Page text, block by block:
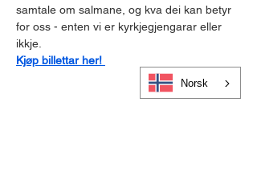
samtale om salmane, og kva dei kan betyr
for oss - enten vi er kyrkjegjengarar eller
ikkje.
Kjøp billettar her!
Norsk